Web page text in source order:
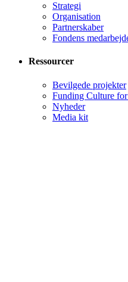
Strategi
Organisation
Partnerskaber
Fondens
Ressourcer
Bevilgede projekter
Funding Culture
Nyheder
Media kit